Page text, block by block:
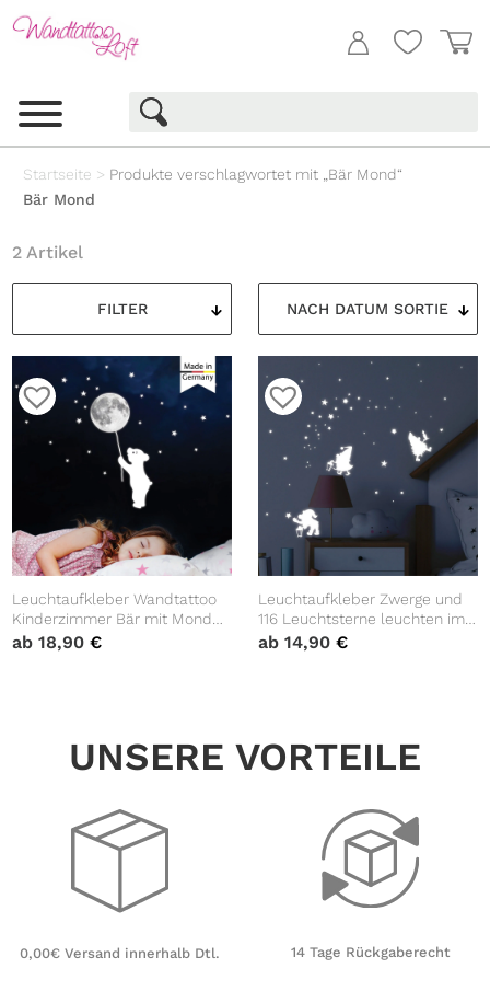
Startseite > Produkte verschlagwortet mit „Bär Mond“
Bär Mond
FILTER
2 Artikel
Leuchtaufkleber Wandtattoo
Kinderzimmer Bär mit Mond
und 54 Leuchtsterne leuchten
ab18,90€
Leuchtaufkleber Zwerge und
116 Leuchtsterne leuchten im
Dunklen fluoreszierend
ab 14,90 €
UNSERE VORTEILE
0,00€ Versand innerhalb Dtl. 14 Tage Rückgaberecht